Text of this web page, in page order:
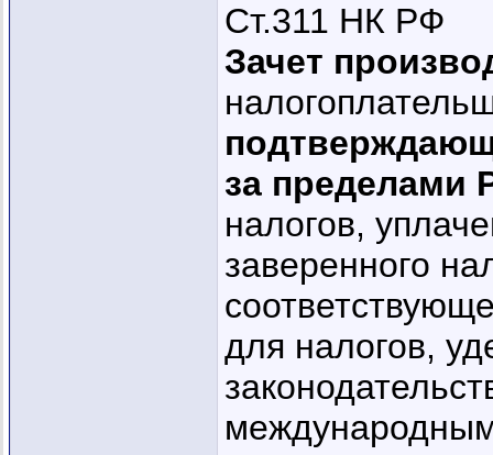
Ст.311 НК РФ
Зачет
за пределами
налогов,
заверенного
для налогов,